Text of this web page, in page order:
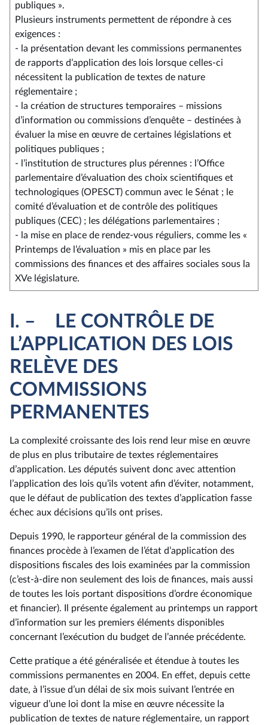
publiques ».
Plusieurs instruments permettent de répondre à ces
exigences :
- la présentation devant les commissions permanentes
de rapports d’application des lois lorsque celles-ci
nécessitent la publication de textes de nature
réglementaire ;
- la création de structures temporaires – missions
d’information ou commissions d’enquête – destinées à
évaluer la mise en œuvre de certaines législations et
politiques publiques ;
- l’institution de structures plus pérennes : l’Office
parlementaire d’évaluation des choix scientifiques et
technologiques (OPESCT) commun avec le Sénat ; le
comité d’évaluation et de contrôle des politiques
publiques (CEC) ; les délégations parlementaires ;
- la mise en place de rendez-vous réguliers, comme les «
Printemps de l’évaluation » mis en place par les
commissions des finances et des affaires sociales sous la
XVe législature.
I. – LE CONTRÔLE DE
L’APPLICATION DES LOIS
RELÈVE DES
COMMISSIONS
PERMANENTES
La complexité croissante des lois rend leur mise en œuvre
de plus en plus tributaire de textes réglementaires
d’application. Les députés suivent donc avec attention
l’application des lois qu’ils votent afin d’éviter, notamment,
que le défaut de publication des textes d’application fasse
échec aux décisions qu’ils ont prises.
Depuis 1990, le rapporteur général de la commission des
finances procède à l’examen de l’état d’application des
dispositions fiscales des lois examinées par la commission
(c’est-à-dire non seulement des lois de finances, mais aussi
de toutes les lois portant dispositions d’ordre économique
et financier). Il présente également au printemps un rapport
d’information sur les premiers éléments disponibles
concernant l’exécution du budget de l’année précédente.
Cette pratique a été généralisée et étendue à toutes les
commissions permanentes en 2004. En effet, depuis cette
date, à l’issue d’un délai de six mois suivant l’entrée en
vigueur d’une loi dont la mise en œuvre nécessite la
publication de textes de nature réglementaire, un rapport